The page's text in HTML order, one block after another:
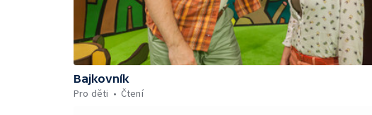
Bajkovník
Pro děti
Čtení